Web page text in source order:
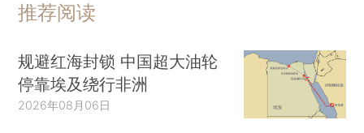
推荐阅读
规避红海封锁 中国超大油轮
停靠埃及绕行非洲
2026年08月06日